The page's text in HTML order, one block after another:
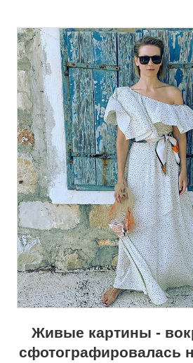
Живые картины -
сфотографировалась